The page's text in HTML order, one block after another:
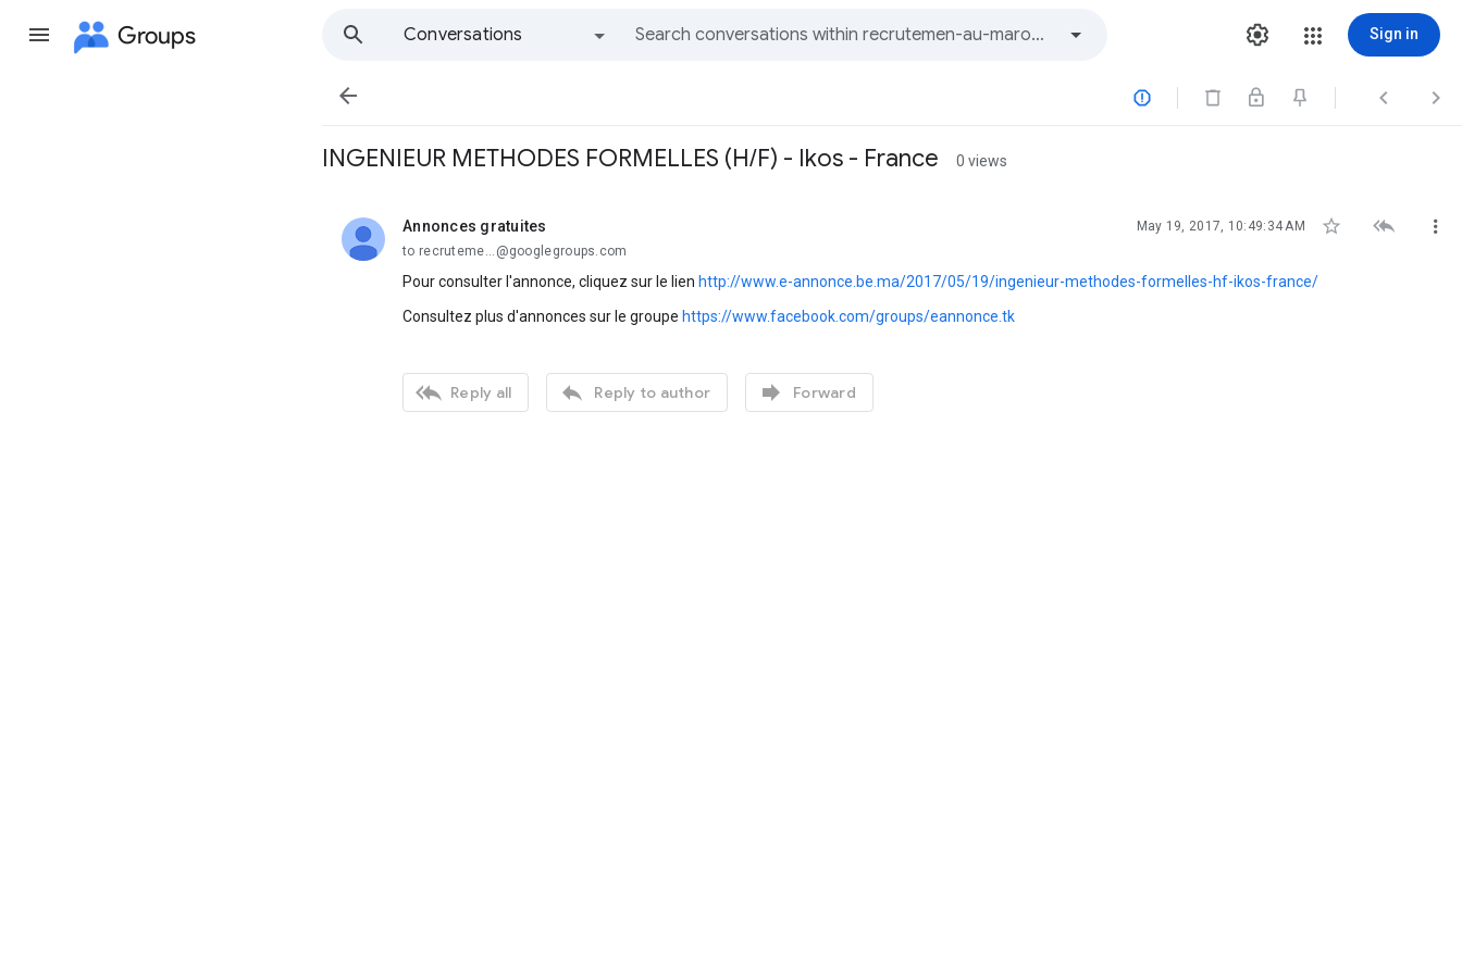
Groups
Conversations
Sign in
   
INGENIEUR METHODES FORMELLES (H/F) - Ikos - France 0 views
Annonces gratuites
unread, May 19, 2017, 10:49:34 AM   
to recruteme...@googlegroups.com
Pour consulter l'annonce, cliquez sur le lien http://www.e-annonce.be.ma/2017/05/19/ingenieur-methodes-formelles-hf-ikos-france/
Consultez plus d'annonces sur le groupe https://www.facebook.com/groups/eannonce.tk
 Reply all  Reply to author  Forward